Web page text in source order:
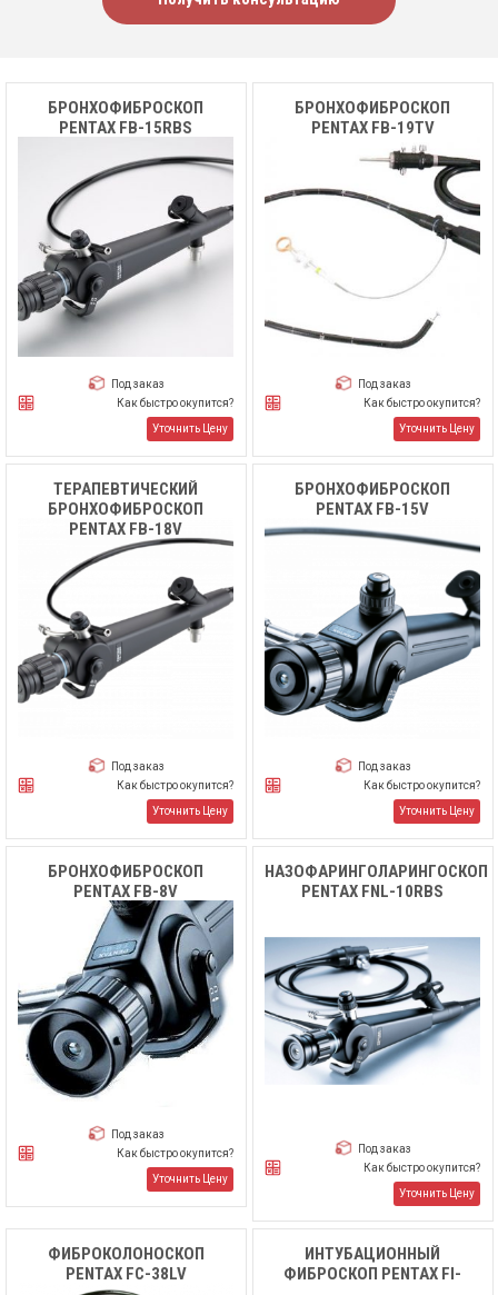
БРОНХОФИБРОСКОП
PENTAX FB-15RBS
Под заказ
Как быстро окупится?
Уточнить Цену
БРОНХОФИБРОСКОП
PENTAX FB-19ТV
Под заказ
Как быстро окупится?
Уточнить Цену
ТЕРАПЕВТИЧЕСКИЙ
БРОНХОФИБРОСКОП
PENTAX FB-18V
Под заказ
Как быстро окупится?
Уточнить Цену
БРОНХОФИБРОСКОП
PENTAX FB-15V
Под заказ
Как быстро окупится?
Уточнить Цену
БРОНХОФИБРОСКОП
PENTAX FB-8V
Под заказ
Как быстро окупится?
Уточнить Цену
НАЗОФАРИНГОЛАРИНГОСКОП
PENTAX FNL-10RBS
Под заказ
Как быстро окупится?
Уточнить Цену
ФИБРОКОЛОНОСКОП
PENTAX FC-38LV
ИНТУБАЦИОННЫЙ
ФИБРОСКОП PENTAX FI-